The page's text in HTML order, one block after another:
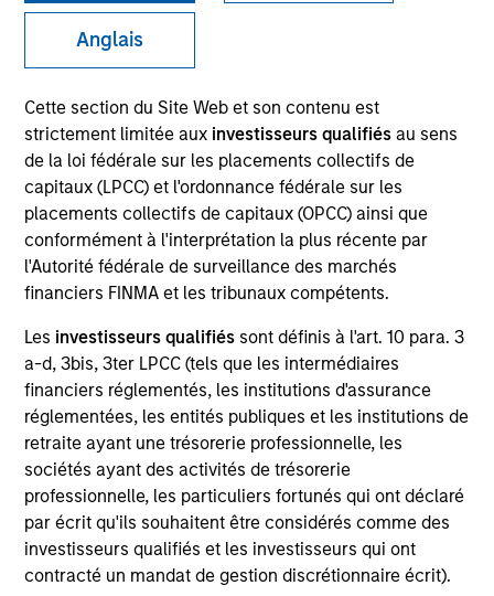
Anglais
Cette section du Site Web et son contenu est
strictement limitée aux investisseurs qualifiésau sens
de la loi fédérale sur les placements collectifs de
capitaux (LPCC) et l'ordonnance fédérale sur les
placements collectifs de capitaux (OPCC) ainsi que
conformément à l'interprétation la plus récente par
l'Autorité fédérale de surveillance des marchés
financiers FINMA et les tribunaux compétents.
Les investisseurs qualifiés sont définis à l'art. 10 para. 3
a-d, 3bis, 3ter LPCC (tels que les intermédiaires
financiers réglementés, les institutions d'assurance
réglementées, les entités publiques et les institutions de
retraite ayant une trésorerie professionnelle, les
sociétés ayant des activités de trésorerie
professionnelle, les particuliers fortunés qui ont déclaré
par écrit qu'ils souhaitent être considérés comme des
investisseurs qualifiés et les investisseurs qui ont
contracté un mandat de gestion discrétionnaire écrit).
YEARS OF INDUSTRY EXPERIENCE
Matthew Murphy is an institutional portfolio
manager on the Emerging Markets team. He is
responsible for covering global economic, political,
and capital markets research. He serves as a
resource for existing and prospective clients,
representing the group’s managed strategies and
presenting the team’s views on macroeconomic